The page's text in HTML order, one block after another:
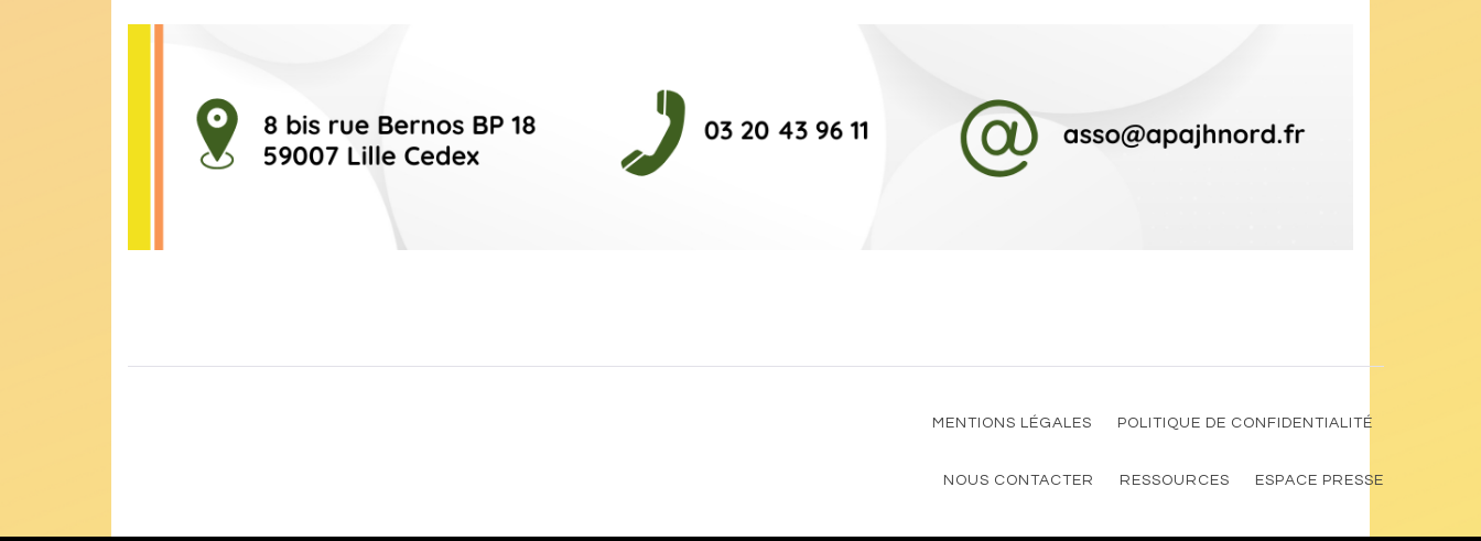
MENTIONS LÉGALES POLITIQUE DE CONFIDENTIALITÉ
NOUS CONTACTER RESSOURCES ESPACE PRESSE